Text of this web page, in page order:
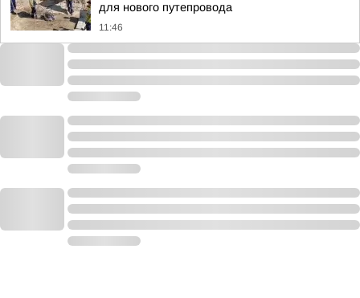
для нового путепровода
11:46